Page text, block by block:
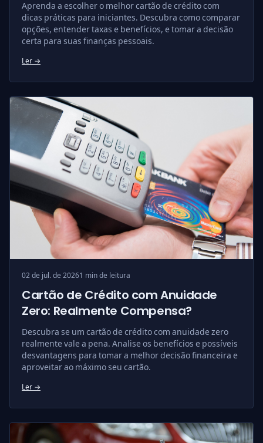
Aprenda a escolher o melhor cartão de crédito com
dicas práticas para iniciantes. Descubra como comparar
opções, entender taxas e benefícios, e tomar a decisão
certa para suas finanças pessoais.
Ler →
02 de jul. de 20261 min de leitura
Cartão de Crédito com Anuidade
Zero: Realmente Compensa?
Descubra se um cartão de crédito com anuidade zero
realmente vale a pena. Analise os benefícios e possíveis
desvantagens para tomar a melhor decisão financeira e
aproveitar ao máximo seu cartão.
Ler →